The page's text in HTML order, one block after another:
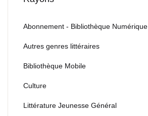
Abonnement - Bibliothèque Numérique
Autres genres littéraires
Bibliothèque Mobile
Culture
Littérature Jeunesse Général